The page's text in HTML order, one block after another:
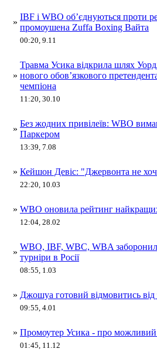
»
IBF і WBO об’єднуються проти
промоушена Zuffa Boxing Вайта
00:20, 9.11
»
Травма Усика відкрила шлях
нового обов’язкового
чемпіона
11:20, 30.10
»
Без жодних привілеїв: WBO
Паркером
13:39, 7.08
» Кейшон Девіс: "Джервонта не
22:20, 10.03
» WBO оновила рейтинг найкращих
12:04, 28.02
»
WBO, IBF, WBC, WBA
турніри в Росії
08:55, 1.03
» Джошуа готовий відмовитись
09:55, 4.01
» Промоутер Усика - про
01:45, 11.12